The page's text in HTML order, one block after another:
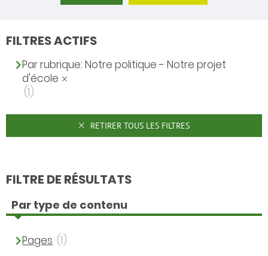
FILTRES ACTIFS
Par rubrique: Notre politique - Notre projet
d'école
(1)
RETIRER TOUS LES FILTRES
FILTRE DE RÉSULTATS
Par type de contenu
Pages (1)